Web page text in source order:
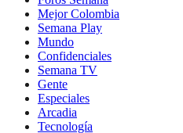
Mejor Colombia
Semana Play
Mundo
Confidenciales
Semana TV
Gente
Especiales
Arcadia
Tecnología